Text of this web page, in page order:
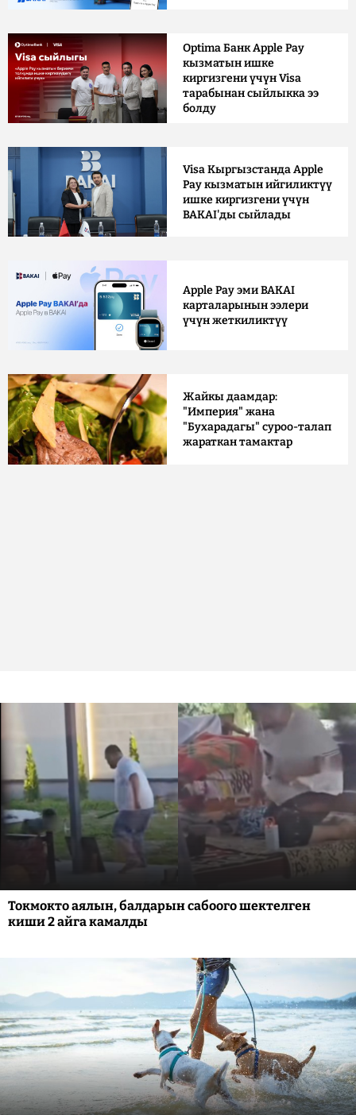
Optima Банк Apple Pay
кызматын ишке
киргизгени үчүн Visa
тарабынан сыйлыкка ээ
болду
Visa Кыргызстанда Apple
Pay кызматын ийгиликтүү
ишке киргизгени үчүн
BAKAI'ды сыйлады
Apple Pay эми BAKAI
карталарынын ээлери
үчүн жеткиликтүү
Жайкы даамдар:
"Империя" жана
"Бухарадагы" суроо-талап
жараткан тамактар
Токмокто аялын, балдарын сабоого шектелген
киши 2 айга камалды